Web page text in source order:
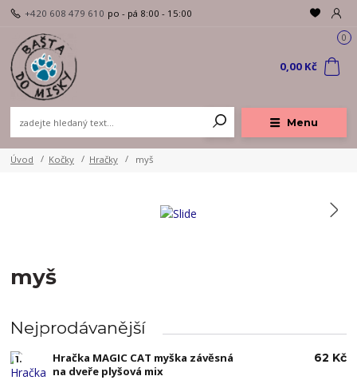
Menu
+420 608 479 610 po - pá 8:00 - 15:00
0
0,00 Kč
Úvod Kočky Hračky myš
myš
Nejprodávanější
1.
Hračka MAGIC CAT myška závěsná
na dveře plyšová mix
62 Kč